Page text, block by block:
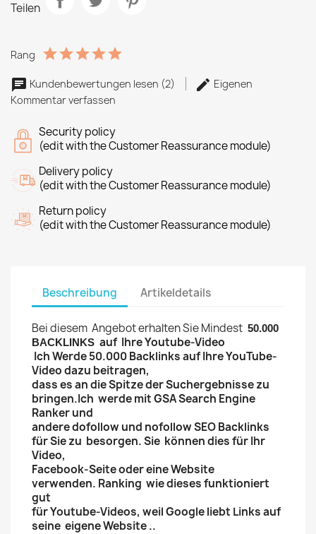
Teilen
Rang
Kundenbewertungen lesen (2)
Eigenen
Kommentar verfassen
Security policy
(edit with the Customer Reassurance module)
Delivery policy
(edit with the Customer Reassurance module)
Return policy
(edit with the Customer Reassurance module)
Beschreibung Artikeldetails
Bei diesem Angebot erhalten Sie Mindest 50.000
BACKLINKS auf Ihre Youtube-Video
Ich Werde 50.000 Backlinks auf Ihre YouTube-
Video dazu beitragen,
dass es an die Spitze der Suchergebnisse zu
bringen.Ich werde mit GSA Search Engine
Ranker und
andere dofollow und nofollow SEO Backlinks
für Sie zu besorgen.Sie können dies für Ihr
Video,
Facebook-Seite oder eine Website
verwenden. Ranking wie dieses funktioniert
gut
für Youtube-Videos, weil Google liebt Links auf
seine eigene Website ..